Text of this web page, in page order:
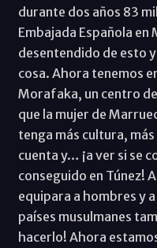
durante dos años 83
Embajada Española
desentendido de esto
cosa. Ahora tenemos
Morafaka, un centro
que la mujer de
tenga más cultura,
cuenta y… ¡a ver si se
conseguido en Túnez!
equipara a hombres y
países musulmanes
hacerlo! Ahora